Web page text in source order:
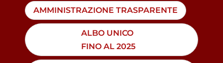
AMMINISTRAZIONE TRASPARENTE
ALBO UNICO
FINO AL 2025